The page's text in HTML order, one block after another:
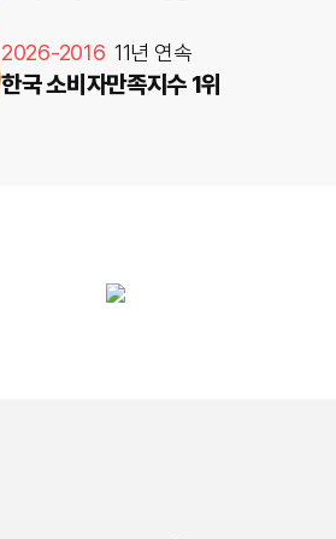
2026-2016 11년 연속
한국 소비자만족지수 1위